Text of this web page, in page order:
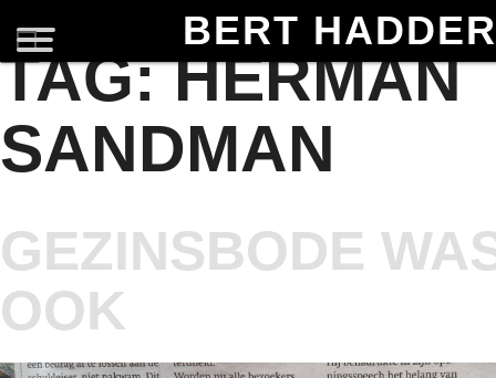
BERT
TAG:HERMAN
SANDMAN
GEZINSBODE
OOK